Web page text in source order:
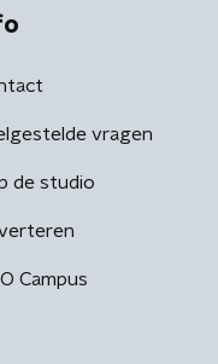
vragen
de studio
Campus